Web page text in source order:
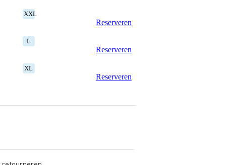
XXL
Reserveren
L
Reserveren
XL
Reserveren